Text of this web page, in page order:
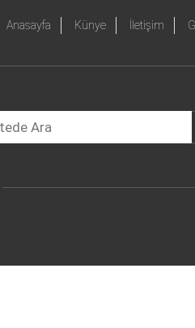
Anasayfa Künye İletişim